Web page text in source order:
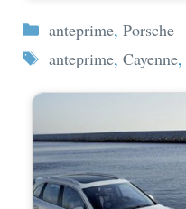
Categorie
anteprime, Porsche
Tag
anteprime, Cayenne,